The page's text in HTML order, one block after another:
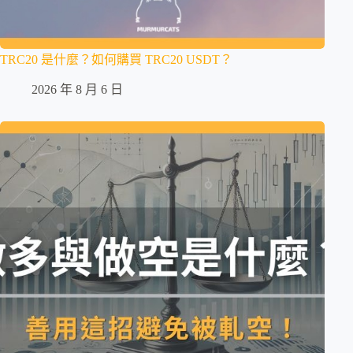
TRC20 是什麼？如何購買 TRC20 USDT？
2026 年 8 月 6 日